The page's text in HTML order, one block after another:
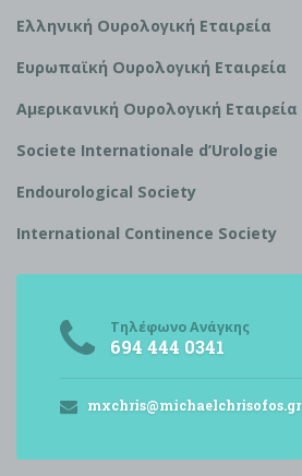
Ελληνική Ουρολογική Εταιρεία
Ευρωπαϊκή Ουρολογική Εταιρεία
Αμερικανική Ουρολογική Εταιρεία
Societe Internationale d’Urologie
Endourological Society
International Continence Society
Τηλέφωνο Ανάγκης
694 444 0341
mxchris@michaelchrisofos.gr